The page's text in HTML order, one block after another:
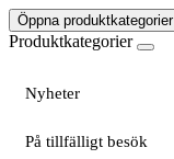
Öppna produktkategorier
Produktkategorier
Nyheter
På tillfälligt besök